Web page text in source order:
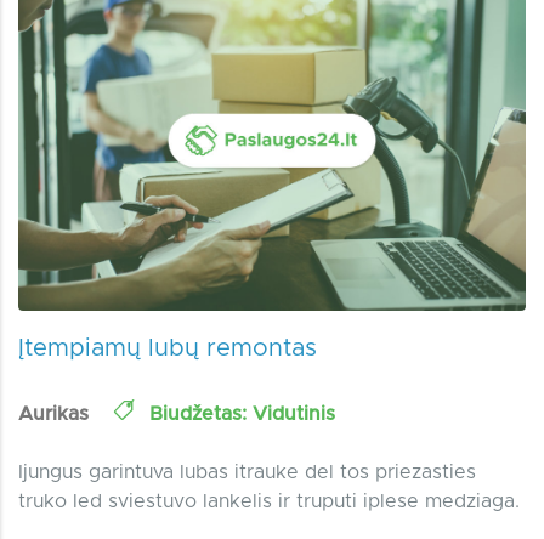
Įtempiamų lubų remontas
Aurikas Biudžetas: Vidutinis
Ijungus garintuva lubas itrauke del tos priezasties
truko led sviestuvo lankelis ir truputi iplese medziaga.